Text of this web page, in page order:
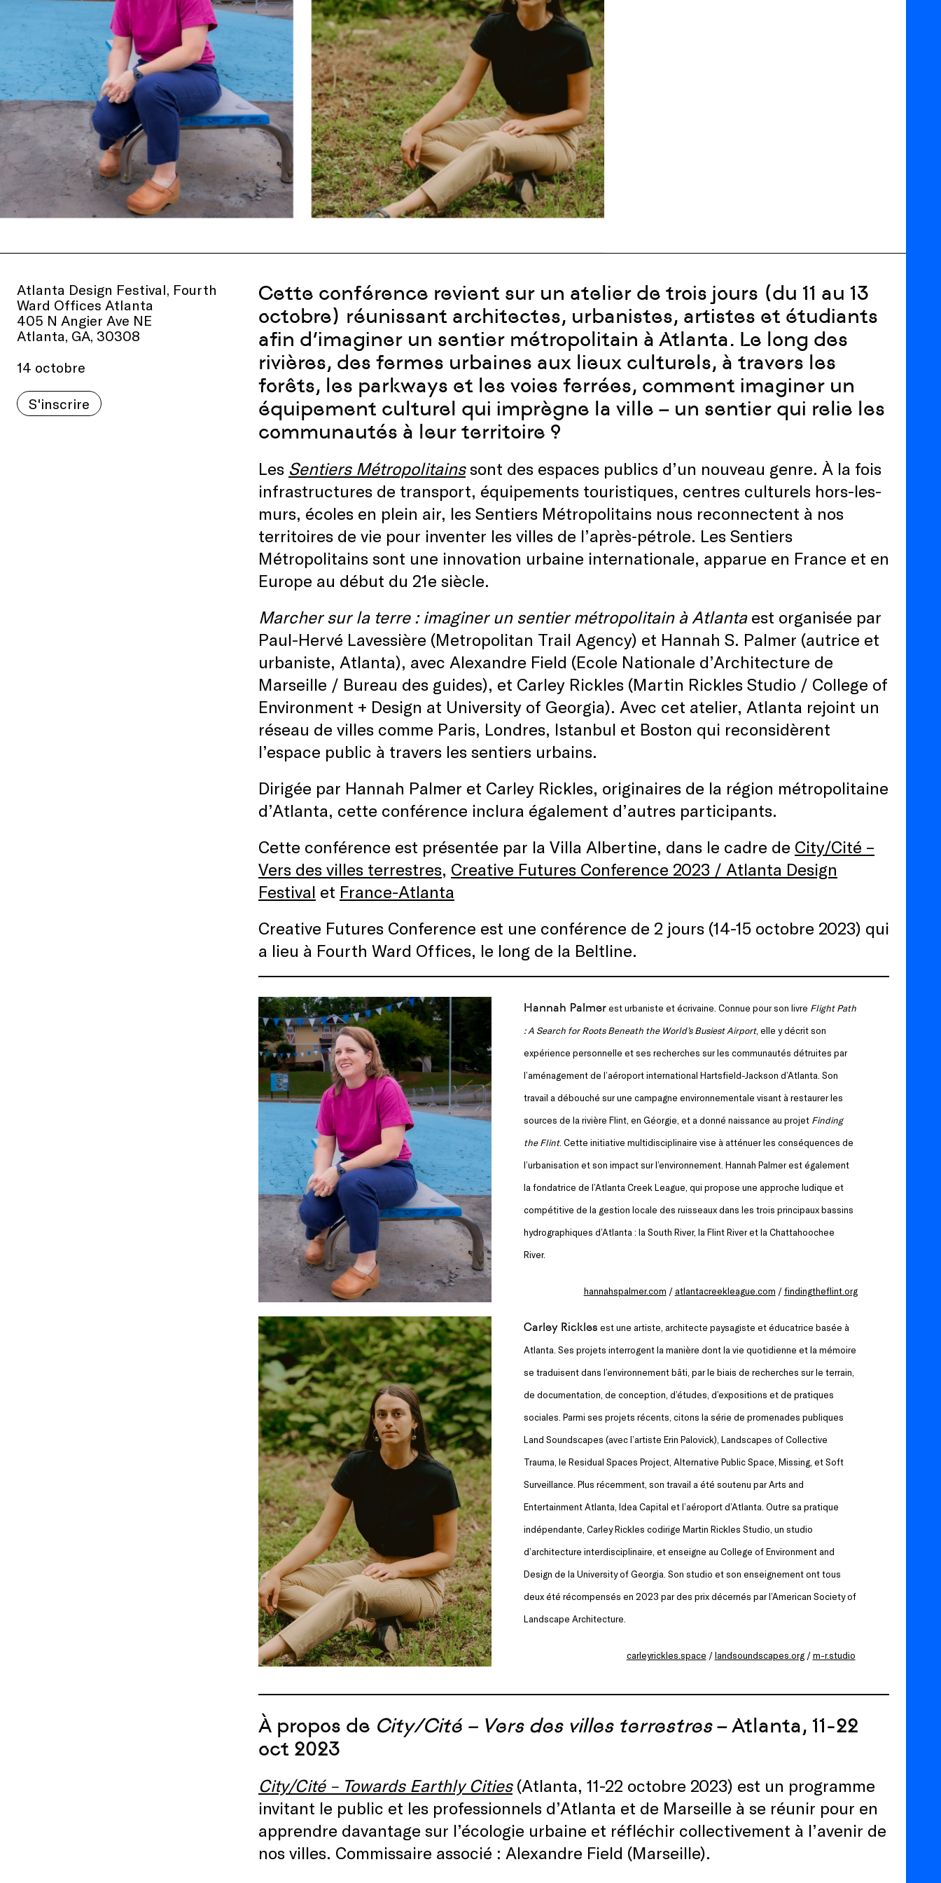
Atlanta Design Festival, Fourth
Ward Offices Atlanta
405 N Angier Ave NE
Atlanta, GA, 30308
14 octobre
S'inscrire
Cette conférence revient sur un atelier de trois jours (du 11 au 13
octobre) réunissant architectes, urbanistes, artistes et étudiants
afin d’imaginer un sentier métropolitain à Atlanta. Le long des
rivières, des fermes urbaines aux lieux culturels, à travers les
forêts, les parkways et les voies ferrées, comment imaginer un
équipement culturel qui imprègne la ville – un sentier qui relie les
communautés à leur territoire ?
Les Sentiers Métropolitainssont des espaces publics d’un nouveau genre. À la fois
infrastructures de transport, équipements touristiques, centres culturels hors-les-
murs, écoles en plein air, les Sentiers Métropolitains nous reconnectent à nos
territoires de vie pour inventer les villes de l’après‑pétrole. Les Sentiers
Métropolitains sont une innovation urbaine internationale, apparue en France et en
Europe au début du 21e siècle.
Marcher sur la terre : imaginer un sentier métropolitain à Atlantaest organisée par
Paul-Hervé Lavessière (Metropolitan Trail Agency) et Hannah S. Palmer (autrice et
urbaniste, Atlanta), avec Alexandre Field (Ecole Nationale d’Architecture de
Marseille / Bureau des guides), et Carley Rickles (Martin Rickles Studio / College of
Environment + Design at University of Georgia). Avec cet atelier, Atlanta rejoint un
réseau de villes comme Paris, Londres, Istanbul et Boston qui reconsidèrent
l’espace public à travers les sentiers urbains.
Dirigée par Hannah Palmer et Carley Rickles, originaires de la région métropolitaine
d’Atlanta, cette conférence inclura également d’autres participants.
Cette conférence est présentée par la Villa Albertine, dans le cadre de City/Cité –
Vers des villes terrestres, Creative Futures Conference 2023 / Atlanta Design
Festival et France-Atlanta
Creative Futures Conference est une conférence de 2 jours (14-15 octobre 2023) qui
a lieu à Fourth Ward Offices, le long de la Beltline.
Hannah Palmerest urbaniste et écrivaine. Connue pour son livre Flight Path
: A Search for Roots Beneath the World’s Busiest Airport, elle y décrit son
expérience personnelle et ses recherches sur les communautés détruites par
l’aménagement de l’aéroport international Hartsfield-Jackson d’Atlanta. Son
travail a débouché sur une campagne environnementale visant à restaurer les
sources de la rivière Flint, en Géorgie, et a donné naissance au projet Finding
the Flint. Cette initiative multidisciplinaire vise à atténuer les conséquences de
l’urbanisation et son impact sur l’environnement. Hannah Palmer est également
la fondatrice de l’Atlanta Creek League, qui propose une approche ludique et
compétitive de la gestion locale des ruisseaux dans les trois principaux bassins
hydrographiques d’Atlanta : la South River, la Flint River et la Chattahoochee
River.
hannahspalmer.com / atlantacreekleague.com /findingtheflint.org
Carley Rickles est une artiste, architecte paysagiste et éducatrice basée à
Atlanta. Ses projets interrogent la manière dont la vie quotidienne et la mémoire
se traduisent dans l’environnement bâti, par le biais de recherches sur le terrain,
de documentation, de conception, d’études, d’expositions et de pratiques
sociales. Parmi ses projets récents, citons la série de promenades publiques
Land Soundscapes (avec l’artiste Erin Palovick), Landscapes of Collective
Trauma, le Residual Spaces Project, Alternative Public Space, Missing, et Soft
Surveillance. Plus récemment, son travail a été soutenu par Arts and
Entertainment Atlanta, Idea Capital et l’aéroport d’Atlanta. Outre sa pratique
indépendante, Carley Rickles codirige Martin Rickles Studio, un studio
d’architecture interdisciplinaire, et enseigne au College of Environment and
Design de la University of Georgia. Son studio et son enseignement ont tous
deux été récompensés en 2023 par des prix décernés par l’American Society of
Landscape Architecture.
carleyrickles.space /landsoundscapes.org/m-r.studio
À propos de City/Cité – Vers des villes terrestres– Atlanta, 11-22
oct 2023
City/Cité – Towards Earthly Cities(Atlanta, 11-22 octobre 2023) est un programme
invitant le public et les professionnels d’Atlanta et de Marseille à se réunir pour en
apprendre davantage sur l’écologie urbaine et réfléchir collectivement à l’avenir de
nos villes. Commissaire associé : Alexandre Field (Marseille).